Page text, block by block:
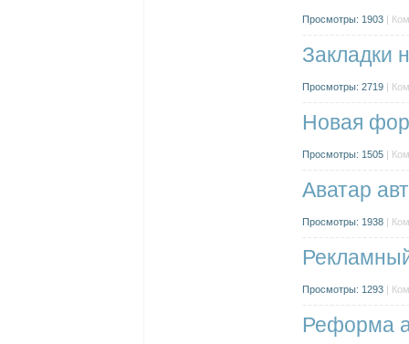
Просмотры: 1903 |
Закладки
Просмотры: 2719 |
Новая
Просмотры: 1505 |
Аватар
Просмотры: 1938 |
Просмотры: 1293 |
Реформа